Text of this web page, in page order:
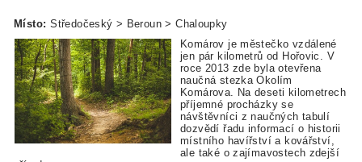
Místo: Středočeský > Beroun > Chaloupky
Komárov je městečko vzdálené
jen pár kilometrů od Hořovic. V
roce 2013 zde byla otevřena
naučná stezka Okolím
Komárova. Na deseti kilometrech
příjemné procházky se
návštěvníci z naučných tabulí
dozvědí řadu informací o historii
místního havířství a kovářství,
ale také o zajímavostech zdejší